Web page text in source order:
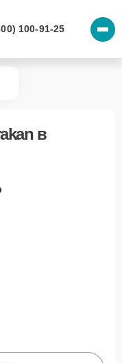
100-91-25
в